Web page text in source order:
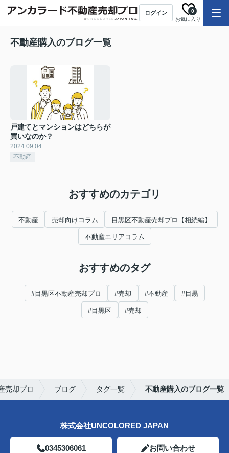
ログイン
お気に入り
0
不動産購入のブログ一覧
戸建てとマンションはどちらが
買いなのか？
2024.09.04
不動産
おすすめのカテゴリ
不動産 売却向けコラム 目黒区不動産売却プロ【相続編】
不動産エリアコラム
おすすめのタグ
#目黒区不動産売却プロ #売却 #不動産 #目黒
#目黒区 #売却
売却プロ ブログ タグ一覧 不動産購入のブログ一覧
株式会社UNCOLORED JAPAN
0345306061 お問い合わせ